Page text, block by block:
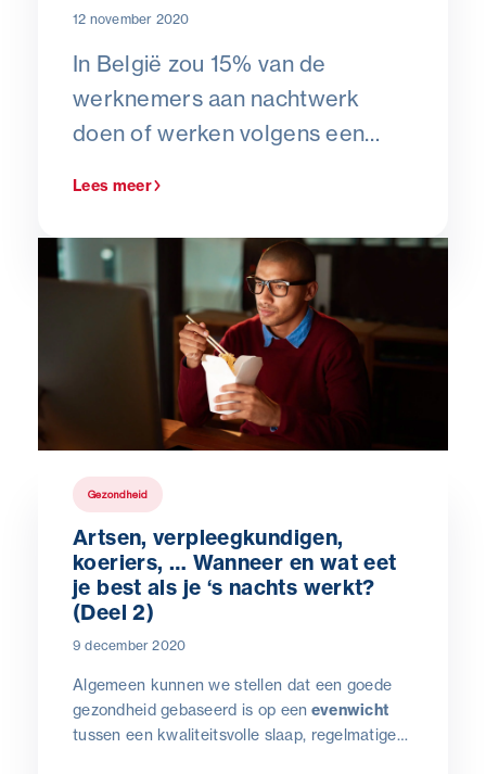
12 november 2020
In België zou 15% van de
werknemers aan nachtwerk
doen of werken volgens een
wordt gekenmerkt doordat het
wordt georganiseerd op
verschillende uren over een
gegeven periode van dagen of
Lees meer
Gezondheid
Artsen, verpleegkundigen,
koeriers, … Wanneer en wat eet
je best als je ‘s nachts werkt?
(Deel 2)
9 december 2020
Algemeen kunnen we stellen dat een goede
gezondheid gebaseerd is op een evenwicht
tussen een kwaliteitsvolle slaap, regelmatige